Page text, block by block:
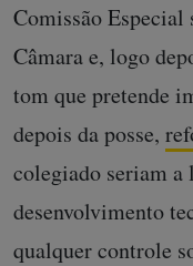
Comissão Especial
Câmara e, logo
tom que pretende
depois da posse,
colegiado seriam a
desenvolvimento
qualquer controle